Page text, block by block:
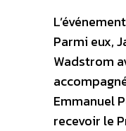
Parmi eux,
Wadstrom
Emmanuel
recevoir le